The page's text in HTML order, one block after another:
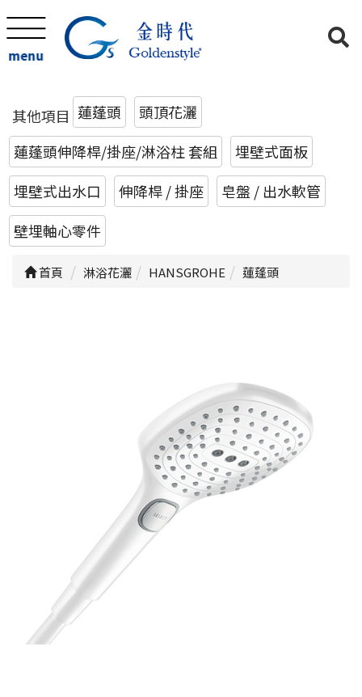
menu
其他項目 蓮蓬頭
頭頂花灑
蓮蓬頭伸降桿/掛座/淋浴柱 套組
埋壁式面板
埋壁式出水口
伸降桿 / 掛座
皂盤 / 出水軟管
壁埋軸心零件
首頁 淋浴花灑 HANSGROHE 蓮蓬頭